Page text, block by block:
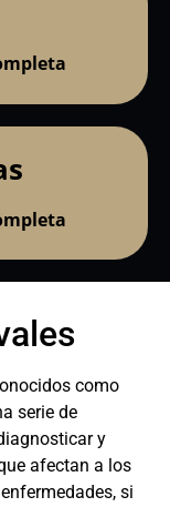
como
serie de
y
afectan a los
si